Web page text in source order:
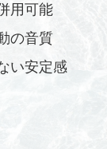
用可能
の音質
い安定感